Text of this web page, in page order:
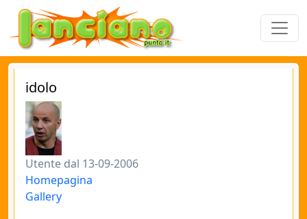
idolo
Utente dal 13-09-2006
Homepagina
Gallery